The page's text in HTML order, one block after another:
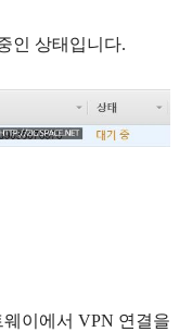
중인 상태입니다.
이에서 VPN 연결을